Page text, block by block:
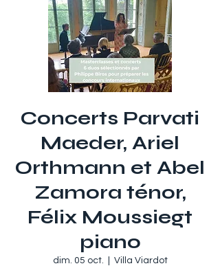
Concerts Parvati
Maeder, Ariel
Orthmann et Abel
Zamora ténor,
Félix Moussiegt
piano
dim. 05 oct. Villa Viardot